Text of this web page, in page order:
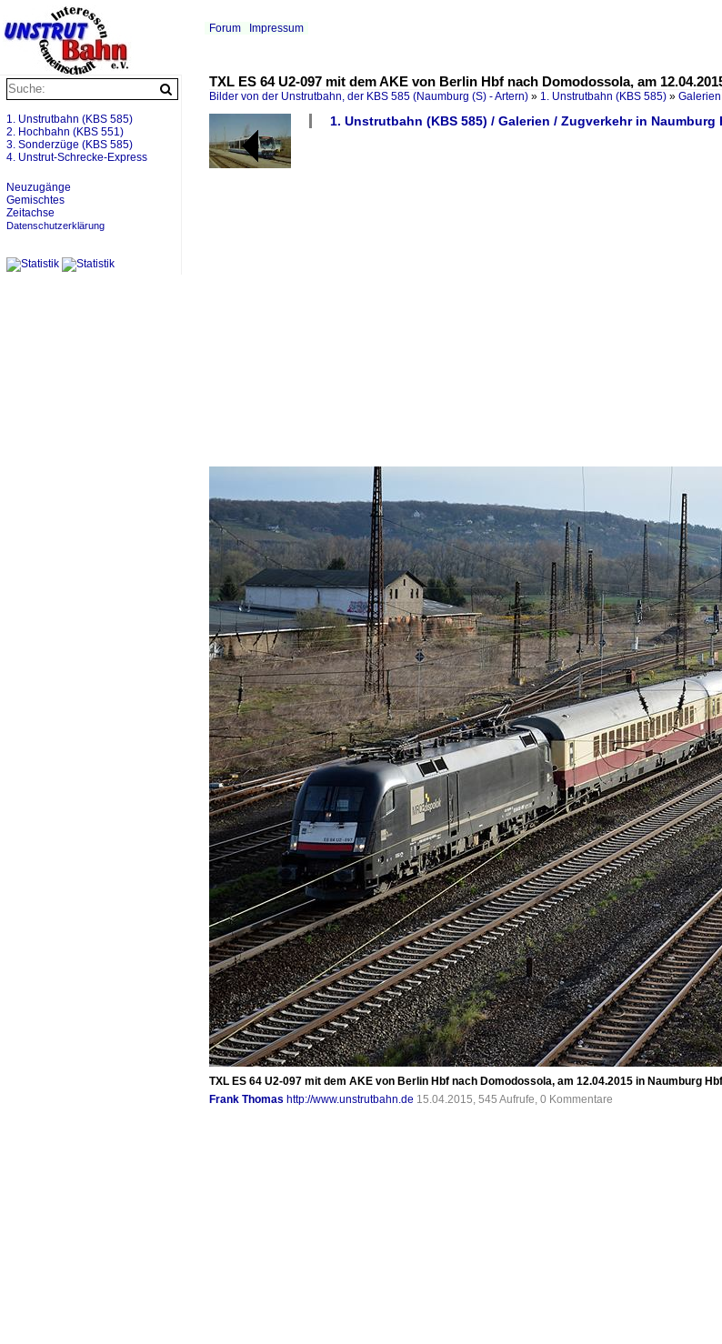
Forum Impressum
TXL ES 64 U2-097 mit dem AKE von Berlin Hbf nach Domodossola, am
Bilder von der Unstrutbahn, der KBS 585 (Naumburg (S) - Artern) » 1. Unstrutbahn (KBS 585) » Galerien
1. Unstrutbahn (KBS 585) / Galerien / Zugverkehr in Naumburg
TXL ES 64 U2-097 mit dem AKE von Berlin Hbf nach Domodossola, am 12.04.2015 in Naumburg
Frank Thomas http://www.unstrutbahn.de 15.04.2015, 545 Aufrufe, 0 Kommentare
1. Unstrutbahn (KBS 585)
2. Hochbahn (KBS 551)
3. Sonderzüge (KBS 585)
4. Unstrut-Schrecke-Express
Neuzugänge
Gemischtes
Zeitachse
Datenschutzerklärung